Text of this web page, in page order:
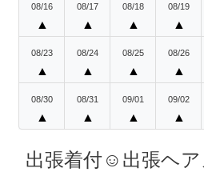
08/16
▲
08/17
▲
08/18
▲
08/19
▲
08/23
▲
08/24
▲
08/25
▲
08/26
▲
08/30
▲
08/31
▲
09/01
▲
09/02
▲
出張着付☺︎出張ヘア